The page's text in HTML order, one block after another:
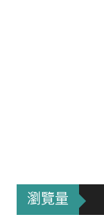
瀏覽量